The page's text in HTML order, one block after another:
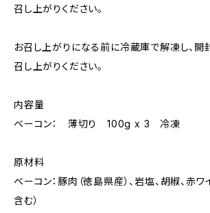
召し上がりください。
お召し上がりになる前に冷蔵庫で解凍し、
召し上がりください。
内容量
ベーコン： 薄切り 100g x 3 冷凍
原材料
ベーコン：豚肉（徳島県産）、岩塩、胡椒、赤
含む）